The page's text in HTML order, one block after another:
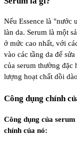
Nếu Essence là "nước
làn da. Serum là một
ở mức cao nhất, với
vào các tầng da để
của serum thường đặc
lượng hoạt chất dồi
Công dụng chính
Công dụng của
chính của nó: